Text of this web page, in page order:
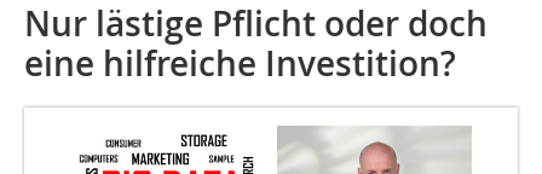
Nur lästige Pflicht oder doch
eine ­hilfreiche Investition?